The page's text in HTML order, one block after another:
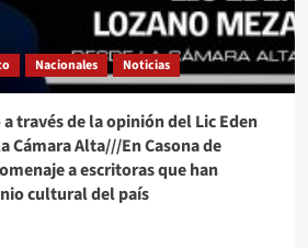
Nacionales Noticias
través de la opinión del Lic Eden
Cámara Alta///En Casona de
a escritoras que han
cultural del país